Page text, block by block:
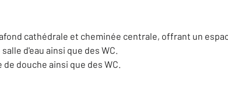
cathédrale et cheminée centrale, offrant un
d'eau ainsi que des WC.
douche ainsi que des WC.